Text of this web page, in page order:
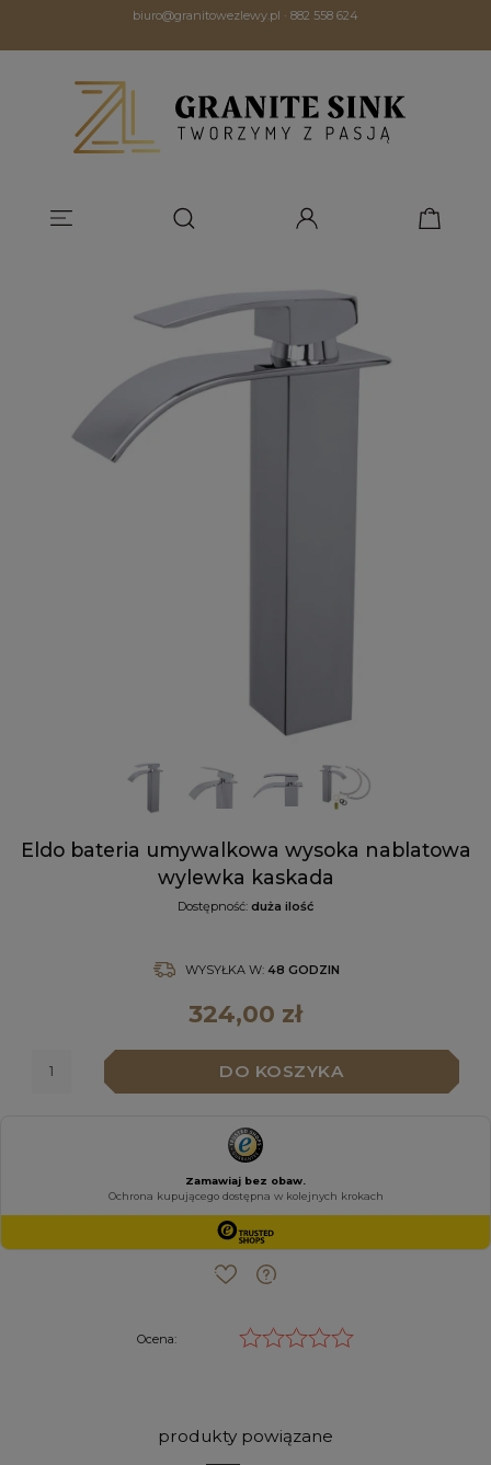
biuro@granitowezlewy.pl · 882 558 624
Eldo bateria umywalkowa wysoka nablatowa
wylewka kaskada
Dostępność: duża ilość
WYSYŁKA W: 48 GODZIN
324,00 zł
DO KOSZYKA
Ocena:
produkty powiązane